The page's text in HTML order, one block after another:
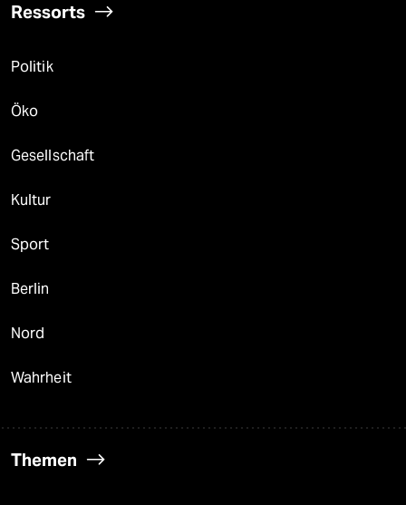
Ressorts
Politik
Öko
Gesellschaft
Kultur
Sport
Berlin
Nord
Wahrheit
Themen